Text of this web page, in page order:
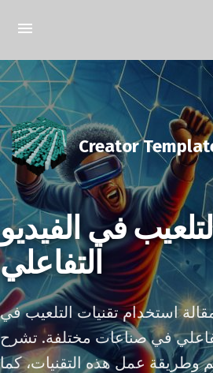
Creator
في الفيديو
التفاعلي
استخدام تقنيات التلعيب في
في صناعات مختلفة. تشرح
وطريقة عمل هذه التقنيات، كما